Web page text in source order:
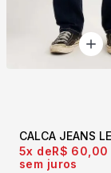
5x
R$ 60,00
sem juros